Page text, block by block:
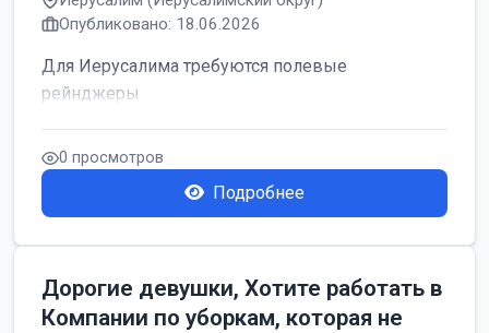
Опубликовано: 18.06.2026
Для Иерусалима требуются полевые
рейнджеры
0 просмотров
Подробнее
Дорогие девушки, Хотите работать в
Компании по уборкам, которая не